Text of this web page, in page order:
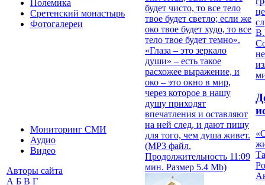
Полемика
Сретенский монастырь
Фотогалереи
Мониторинг СМИ
Аудио
Видео
Авторы сайта
А Б В Г
будет чисто, то все тело
твое будет светло; если же
око твое будет худо, то все
тело твое будет темно».
«Глаза – это зеркало
души» – есть такое
расхожее выражение, и
око – это окно в мир,
через которое в нашу
душу приходят
впечатления и оставляют
на ней след, и дают пищу
для того, чем душа живет.
(MP3 файл.
Продолжительность 11:09
мин. Размер 5.4 Mb)